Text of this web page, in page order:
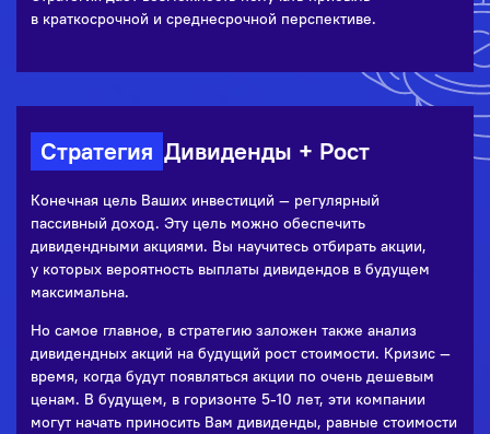
в краткосрочной и среднесрочной перспективе.
Стратегия Дивиденды + Рост
Конечная цель Ваших инвестиций — регулярный
пассивный доход. Эту цель можно обеспечить
дивидендными акциями. Вы научитесь отбирать акции,
у которых вероятность выплаты дивидендов в будущем
максимальна.
Но самое главное, в стратегию заложен также анализ
дивидендных акций на будущий рост стоимости. Кризис —
время, когда будут появляться акции по очень дешевым
ценам. В будущем, в горизонте 5-10 лет, эти компании
могут начать приносить Вам дивиденды, равные стоимости